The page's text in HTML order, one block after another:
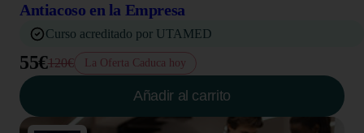
Antiacoso en la Empresa
Curso acreditado por UTAMED
55€120€ La Oferta Caduca hoy
Añadir al carrito